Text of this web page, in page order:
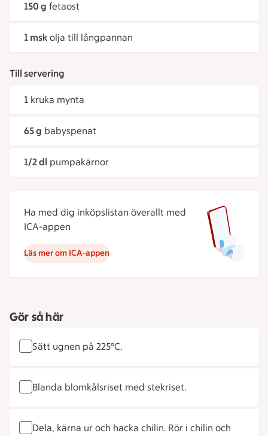
150 g fetaost
1 msk olja till långpannan
Till servering
1 kruka mynta
65 g babyspenat
1/2 dl pumpakärnor
Ha med dig inköpslistan överallt med
ICA-appen
Läs mer om ICA-appen
Gör så här
Sätt ugnen på 225°C.
Blanda blomkålsriset med stekriset.
Dela, kärna ur och hacka chilin. Rör i chilin och